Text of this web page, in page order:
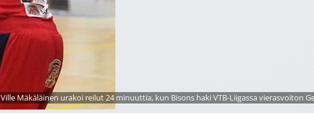
Ville Mäkäläinen urakoi reilut 24 minuuttia, kun Bisons haki VTB-Liigassa vierasvoiton